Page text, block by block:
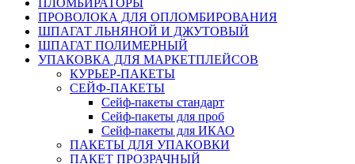
ПЛОМБИРАТОРЫ
ПРОВОЛОКА ДЛЯ ОПЛОМБИРОВАНИЯ
ШПАГАТ ЛЬНЯНОЙ И ДЖУТОВЫЙ
ШПАГАТ ПОЛИМЕРНЫЙ
УПАКОВКА ДЛЯ МАРКЕТПЛЕЙСОВ
КУРЬЕР-ПАКЕТЫ
СЕЙФ-ПАКЕТЫ
Сейф-пакеты стандарт
Сейф-пакеты для проб
Сейф-пакеты для ИКАО
ПАКЕТЫ ДЛЯ УПАКОВКИ
ПАКЕТ ПРОЗРАЧНЫЙ